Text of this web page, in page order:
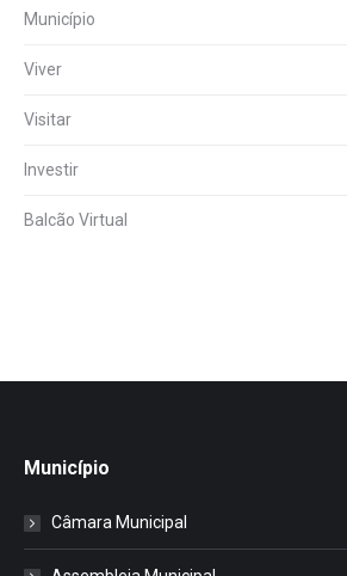
Município
Viver
Visitar
Investir
Balcão Virtual
Município
Câmara Municipal